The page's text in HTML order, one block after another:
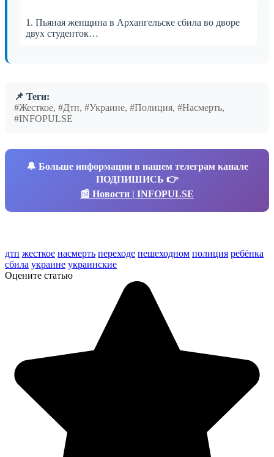
1. Пьяная женщина в Архангельске сбила во дворе
двух студенток…
📌 Теги:
#Жесткое, #Дтп, #Украине, #Полиция, #Насмерть,
#INFOPULSE
🔔 Больше информации в нашем телеграм канале
ПОДПИШИСЬ 👉
📰 Новости | INFOPULSE
дтп жесткое насмерть переходе пешеходном полиция ребёнка
сбила украине украинские
Оцените статью